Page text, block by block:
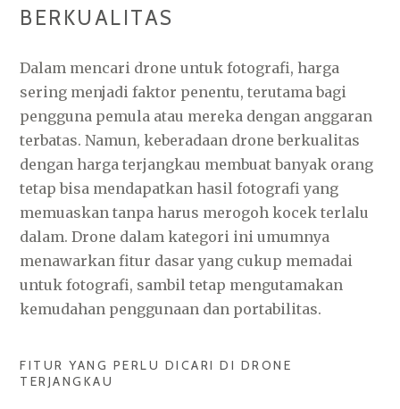
BERKUALITAS
Dalam mencari drone untuk fotografi, harga
sering menjadi faktor penentu, terutama bagi
pengguna pemula atau mereka dengan anggaran
terbatas. Namun, keberadaan drone berkualitas
dengan harga terjangkau membuat banyak orang
tetap bisa mendapatkan hasil fotografi yang
memuaskan tanpa harus merogoh kocek terlalu
dalam. Drone dalam kategori ini umumnya
menawarkan fitur dasar yang cukup memadai
untuk fotografi, sambil tetap mengutamakan
kemudahan penggunaan dan portabilitas.
FITUR YANG PERLU DICARI DI DRONE
TERJANGKAU